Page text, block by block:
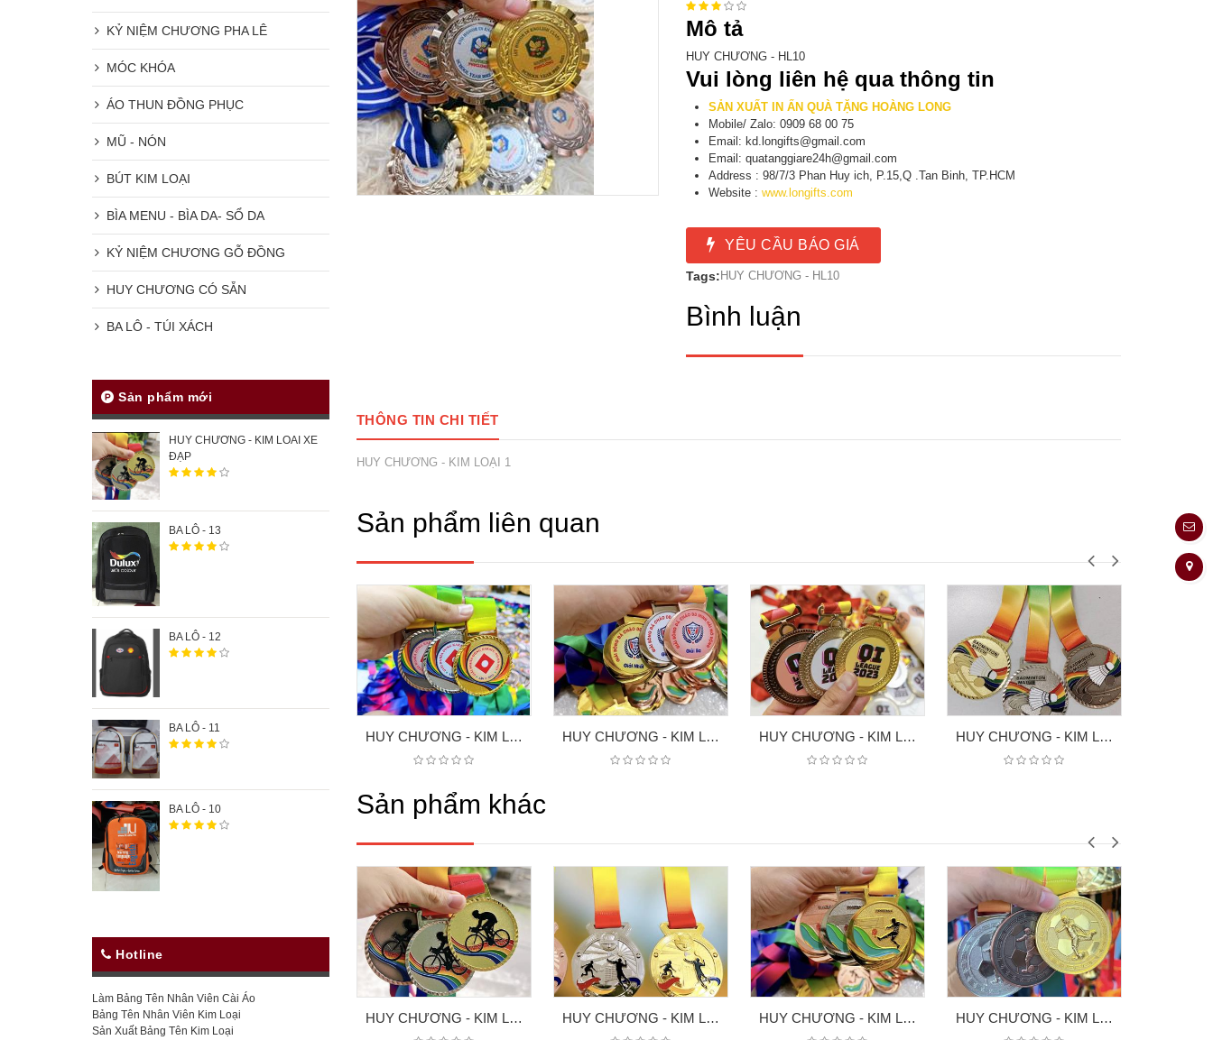
KỶ NIỆM CHƯƠNG PHA LÊ
MÓC KHÓA
ÁO THUN ĐỒNG PHỤC
MŨ - NÓN
BÚT KIM LOẠI
BÌA MENU - BÌA DA- SỔ DA
KỶ NIỆM CHƯƠNG GỖ ĐỒNG
HUY CHƯƠNG CÓ SẴN
BA LÔ - TÚI XÁCH
Sản phẩm mới
HUY CHƯƠNG - KIM LOAI XE
ĐẠP
BA LÔ - 13
BA LÔ - 12
BA LÔ - 11
BA LÔ - 10
Hotline
Làm Bảng Tên Nhân Viên Cài Áo
Bảng Tên Nhân Viên Kim Loại
Sản Xuất Bảng Tên Kim Loại
Mô tả
HUY CHƯƠNG - HL10
Vui lòng liên hệ qua thông tin
SẢN XUẤT IN ẤN QUÀ TẶNG HOÀNG LONG
Mobile/ Zalo: 0909 68 00 75
Email: kd.longifts@gmail.com
Email: quatanggiare24h@gmail.com
Address : 98/7/3 Phan Huy ich, P.15,Q .Tan Binh, TP.HCM
Website :www.longifts.com
YÊU CẦU BÁO GIÁ
Tags: HUY CHƯƠNG - HL10
Bình luận
THÔNG TIN CHI TIẾT
HUY CHƯƠNG - KIM LOẠI 1
Sản phẩm liên quan
HUY CHƯƠNG - KIM LOẠI HUY CHƯƠNG - KIM LOAI 2 HUY CHƯƠNG - KIM LOẠI 3 HUY CHƯƠNG - KIM LOẠI 04 HUY CHƯƠNG - KIM LOAI CL
Sản phẩm khác
HUY CHƯƠNG - KIM LOAI XE ĐẠP HUY CHƯƠNG - KIM LOAI 7 HUY CHƯƠNG - KIM LOAI 06 HUY CHƯƠNG - KIM LOẠI 5